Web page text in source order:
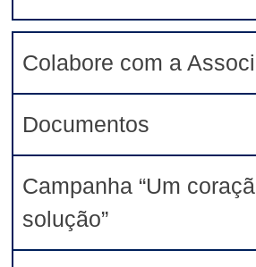
Colabore com a
Documentos
Campanha “Um
solução”